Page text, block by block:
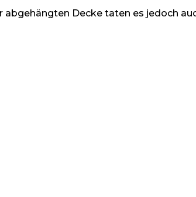
Decke taten es jedoch